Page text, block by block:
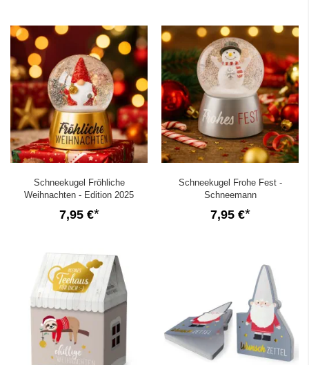
Schneekugel Fröhliche
Weihnachten - Edition 2025
(Wichtel)
7,95 €
Schneekugel Frohe Fest -
Schneemann
7,95 €